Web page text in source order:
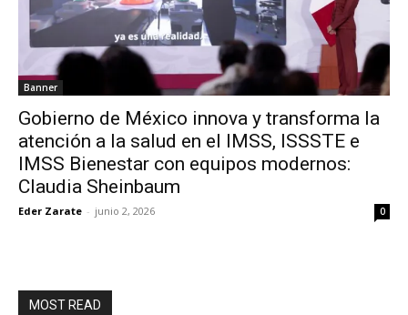
Banner
Gobierno de México innova y transforma la
atención a la salud en el IMSS, ISSSTE e
IMSS Bienestar con equipos modernos:
Claudia Sheinbaum
Eder Zarate - junio 2, 2026 0
MOST READ